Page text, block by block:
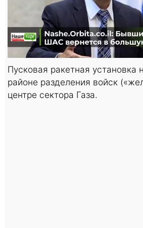
Пусковая ракетная установка
районе разделения войск
центре сектора Газа.